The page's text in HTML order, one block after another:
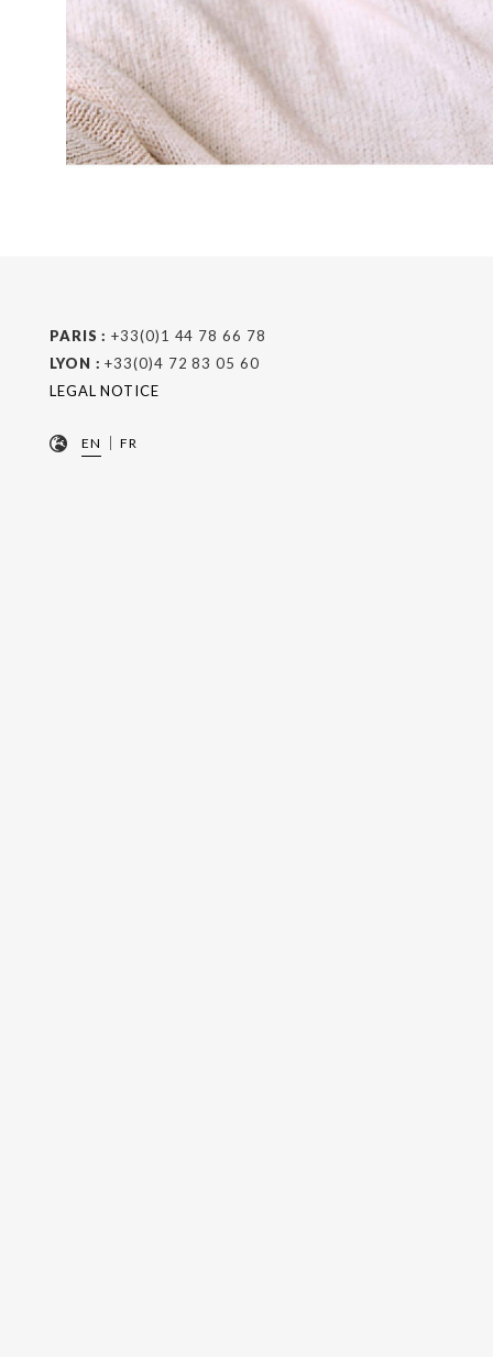
PARIS : +33(0)1 44 78 66 78
LYON : +33(0)4 72 83 05 60
LEGAL NOTICE
EN FR